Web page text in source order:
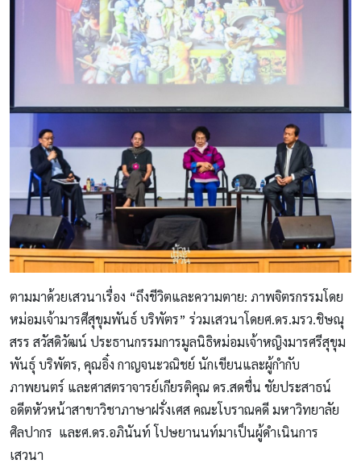
ตามมาด้วยเสวนาเรื่อง “ถึงชีวิตและความตาย: ภาพจิตรกรรมโดย
หม่อมเจ้ามารศีสุขุมพันธ์ บริพัตร” ร่วมเสวนาโดยศ.ดร.มรว.ชิษณุ
สรร สวัสดิวัฒน์ ประธานกรรมการมูลนิธิหม่อมเจ้าหญิงมารศรีสุขุม
พันธุ์ บริพัตร, คุณอิ๋ง กาญจนะวณิชย์ นักเขียนและผู้กำกับ
ภาพยนตร์ และศาสตราจารย์เกียรติคุณ ดร.สดชื่น ชัยประสาธน์
อดีตหัวหน้าสาขาวิชาภาษาฝรั่งเศส คณะโบราณคดี มหาวิทยาลัย
ศิลปากร และศ.ดร.อภินันท์ โปษยานนท์มาเป็นผู้ดำเนินการ
เสวนา